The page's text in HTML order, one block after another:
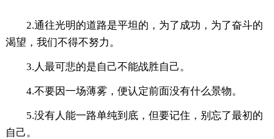
2.通往光明的道路是平坦的，为了成功，为了奋斗的
渴望，我们不得不努力。
3.人最可悲的是自己不能战胜自己。
4.不要因一场薄雾，便认定前面没有什么景物。
5.没有人能一路单纯到底，但要记住，别忘了最初的
自己。